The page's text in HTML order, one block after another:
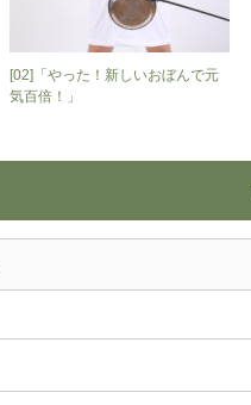
[02]「やった！新しいおぼんで元
気百倍！」